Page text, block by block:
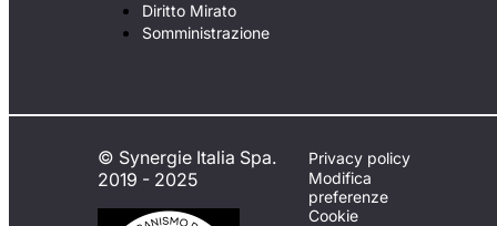
Diritto Mirato
Somministrazione
© Synergie Italia Spa.
2019 - 2025
Privacy policy
Modifica
preferenze
Cookie